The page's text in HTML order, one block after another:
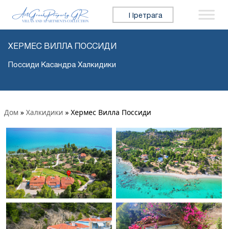
Претражи:
ХЕРМЕС ВИЛЛА ПОССИДИ
Поссиди Касандра Халкидики
Дом » Халкидики » Хермес Вилла Поссиди